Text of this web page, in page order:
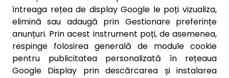
întreaga rețea de display Google le poți vizualiza,
elimină sau adaugă prin Gestionare preferințe
anunțuri. Prin acest instrument poți, de asemenea,
respinge folosirea generală de module cookie
pentru publicitatea personalizată în rețeaua
Google Display prin descărcarea și instalarea